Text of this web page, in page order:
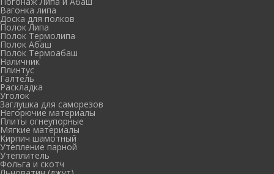
Вагонка липа
Доска для полков
Полок Липа
Полок Термолипа
Полок Абаш
Полок Термоабаш
Наличник
Плинтус
Галтель
Раскладка
Уголок
Заглушка для саморезов
Негорючие материалы
Плиты огнеупорные
Мягкие материалы
Кирпич шамотный
Утепление парной
Утеплитель
Фольга и скотч